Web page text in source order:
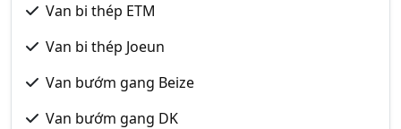
Van bi thép ETM
Van bi thép Joeun
Van bướm gang Beize
Van bướm gang DK